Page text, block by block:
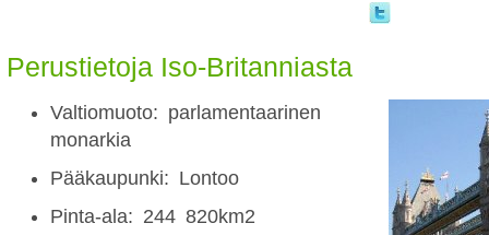
Perustietoja Iso-Britanniasta
Valtiomuoto: parlamentaarinen
monarkia
Pääkaupunki: Lontoo
Pinta-ala: 244 820km2